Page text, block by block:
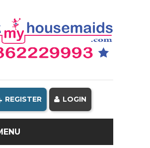
REGISTER LOGIN